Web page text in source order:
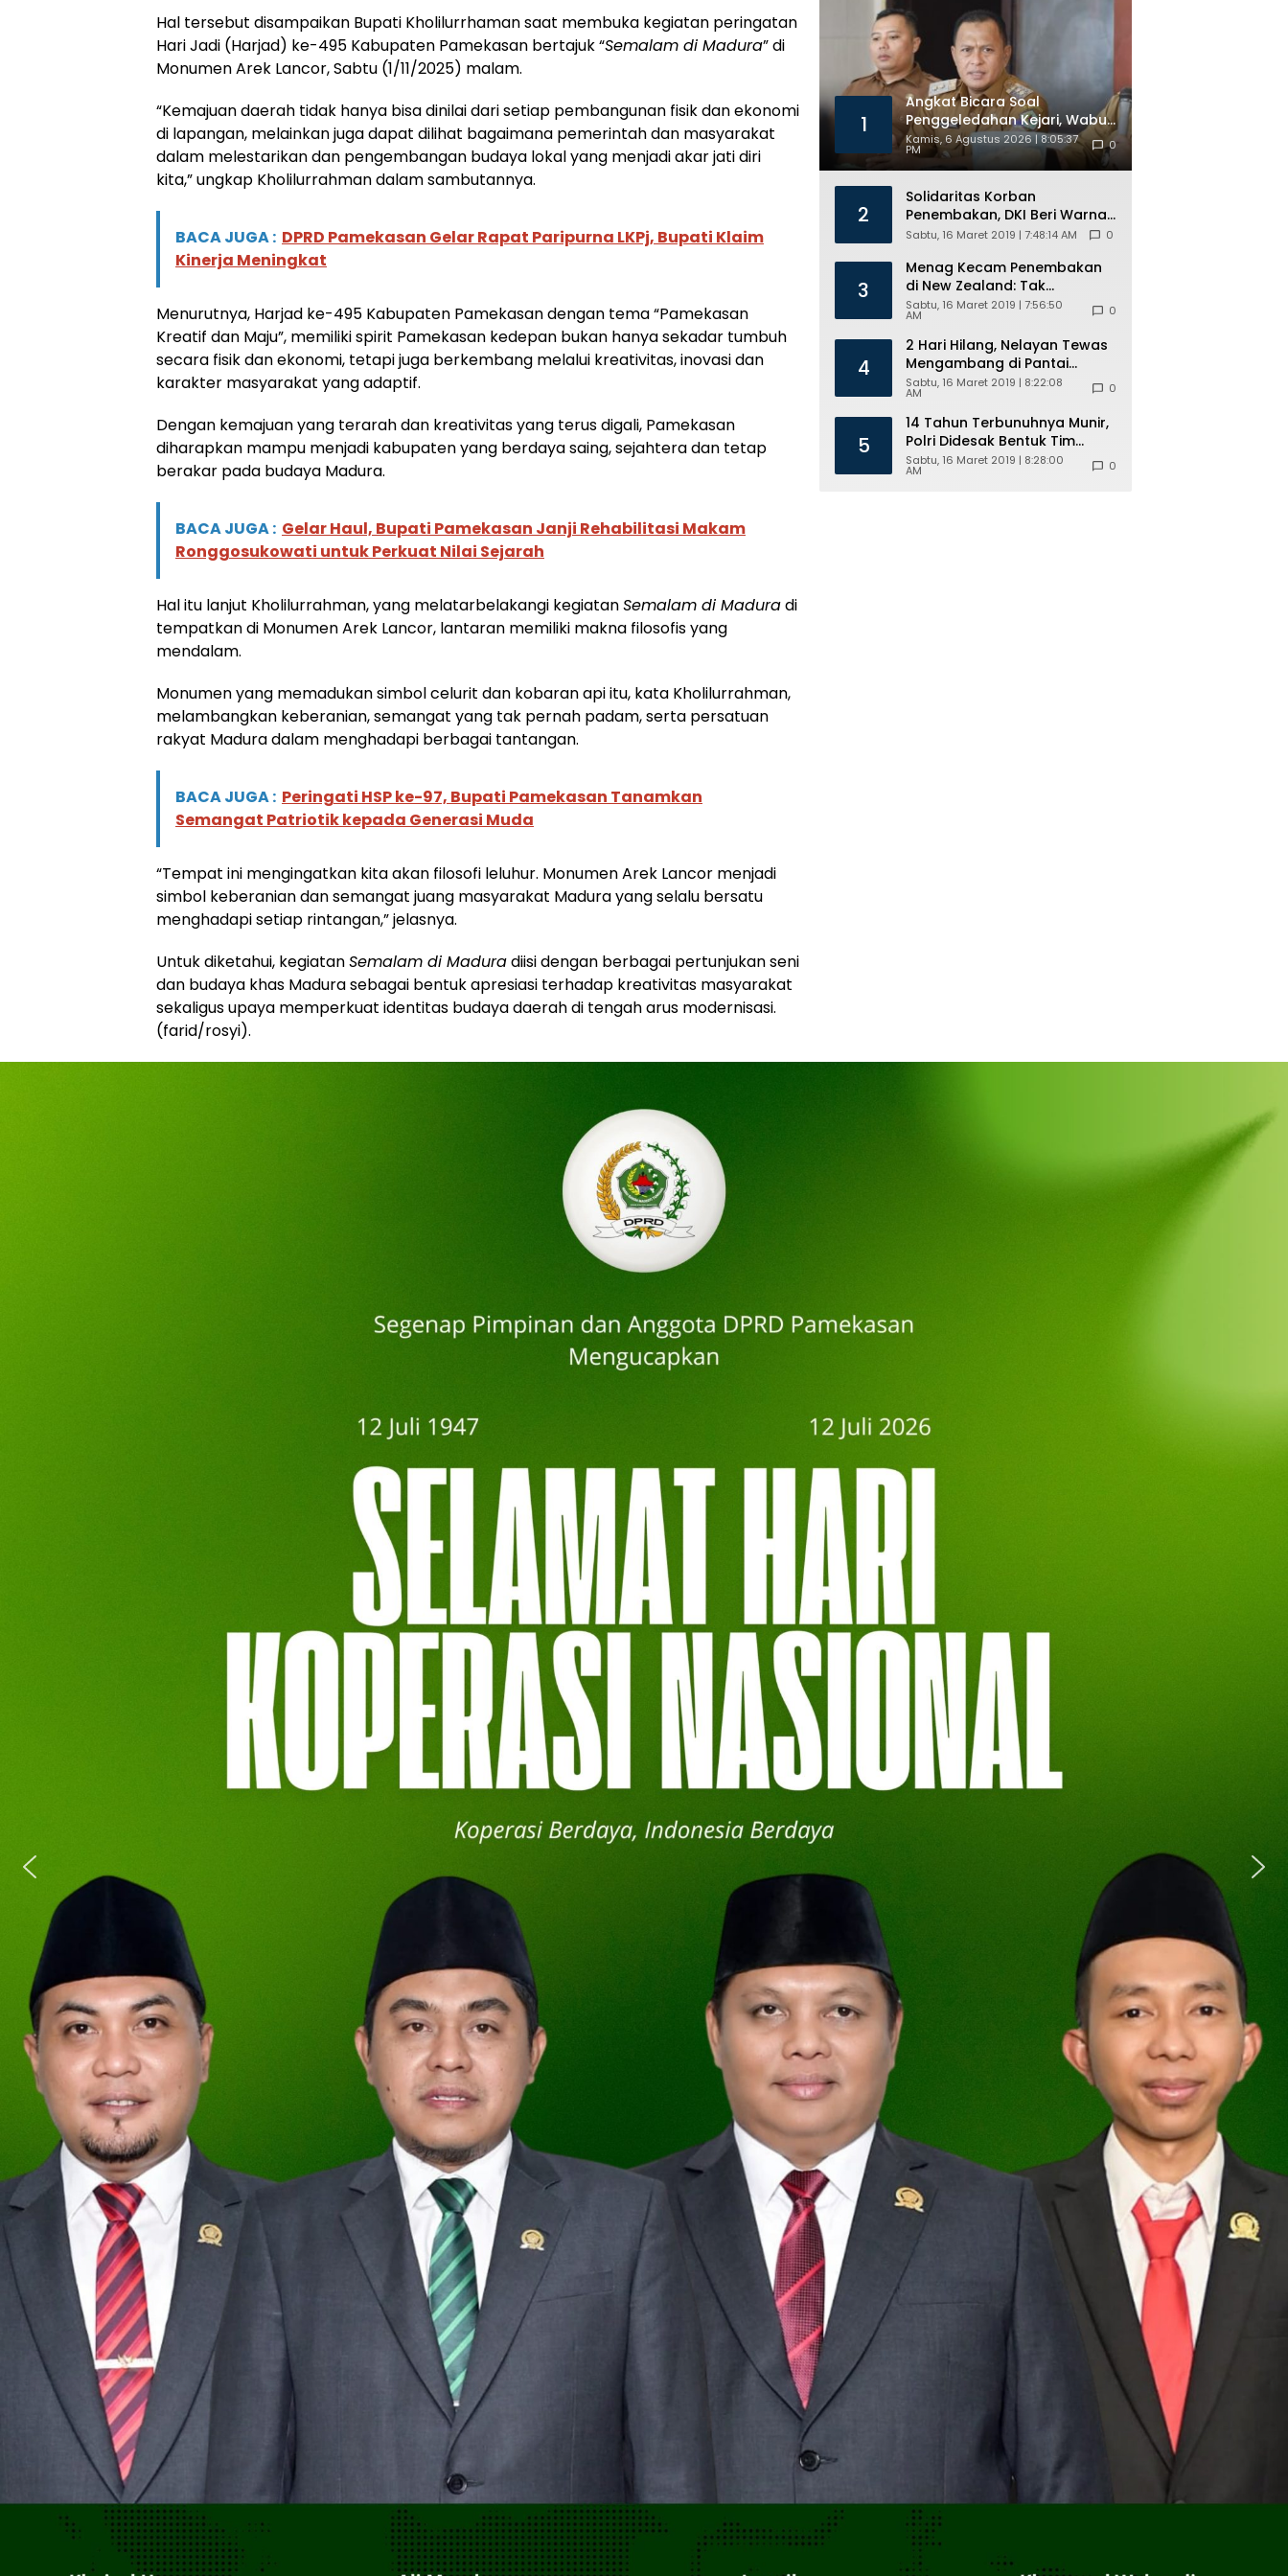
Hal tersebut disampaikan Bupati Kholilurrhaman saat membuka kegiatan peringatan
Hari Jadi (Harjad) ke-495 Kabupaten Pamekasan bertajuk “Semalam di Madura” di
Monumen Arek Lancor, Sabtu (1/11/2025) malam.
“Kemajuan daerah tidak hanya bisa dinilai dari setiap pembangunan fisik dan ekonomi
di lapangan, melainkan juga dapat dilihat bagaimana pemerintah dan masyarakat
dalam melestarikan dan pengembangan budaya lokal yang menjadi akar jati diri
kita,” ungkap Kholilurrahman dalam sambutannya.
BACA JUGA : DPRD Pamekasan Gelar Rapat Paripurna LKPj, Bupati Klaim
Kinerja Meningkat
Menurutnya, Harjad ke-495 Kabupaten Pamekasan dengan tema “Pamekasan
Kreatif dan Maju”, memiliki spirit Pamekasan kedepan bukan hanya sekadar tumbuh
secara fisik dan ekonomi, tetapi juga berkembang melalui kreativitas, inovasi dan
karakter masyarakat yang adaptif.
Dengan kemajuan yang terarah dan kreativitas yang terus digali, Pamekasan
diharapkan mampu menjadi kabupaten yang berdaya saing, sejahtera dan tetap
berakar pada budaya Madura.
BACA JUGA : Gelar Haul, Bupati Pamekasan Janji Rehabilitasi Makam
Ronggosukowati untuk Perkuat Nilai Sejarah
Hal itu lanjut Kholilurrahman, yang melatarbelakangi kegiatanSemalam di Maduradi
tempatkan di Monumen Arek Lancor, lantaran memiliki makna filosofis yang
mendalam.
Monumen yang memadukan simbol celurit dan kobaran api itu, kata Kholilurrahman,
melambangkan keberanian, semangat yang tak pernah padam, serta persatuan
rakyat Madura dalam menghadapi berbagai tantangan.
BACA JUGA : Peringati HSP ke-97, Bupati Pamekasan Tanamkan
Semangat Patriotik kepada Generasi Muda
“Tempat ini mengingatkan kita akan filosofi leluhur. Monumen Arek Lancor menjadi
simbol keberanian dan semangat juang masyarakat Madura yang selalu bersatu
menghadapi setiap rintangan,” jelasnya.
Untuk diketahui, kegiatanSemalam di Maduradiisi dengan berbagai pertunjukan seni
dan budaya khas Madura sebagai bentuk apresiasi terhadap kreativitas masyarakat
sekaligus upaya memperkuat identitas budaya daerah di tengah arus modernisasi.
(farid/rosyi).
Kuota
Beasiswa
1
Angkat Bicara Soal
Penggeledahan Kejari, Wabup
Pamekasan : Terpenting Kita
Taat Hukum
Kamis, 6 Agustus 2026 | 8:05:37
PM 0
2
Solidaritas Korban
Penembakan, DKI Beri Warna
Bendera New Zealand di JPO
Sabtu, 16 Maret 2019 | 7:48:14 AM 0
3
Menag Kecam Penembakan
di New Zealand: Tak
Berperikemanusiaan!
Sabtu, 16 Maret 2019 | 7:56:50
AM 0
4
2 Hari Hilang, Nelayan Tewas
Mengambang di Pantai
Cipalawah Garut
Sabtu, 16 Maret 2019 | 8:22:08
AM 0
5
14 Tahun Terbunuhnya Munir,
Polri Didesak Bentuk Tim
Khusus
Sabtu, 16 Maret 2019 | 8:28:00
AM 0